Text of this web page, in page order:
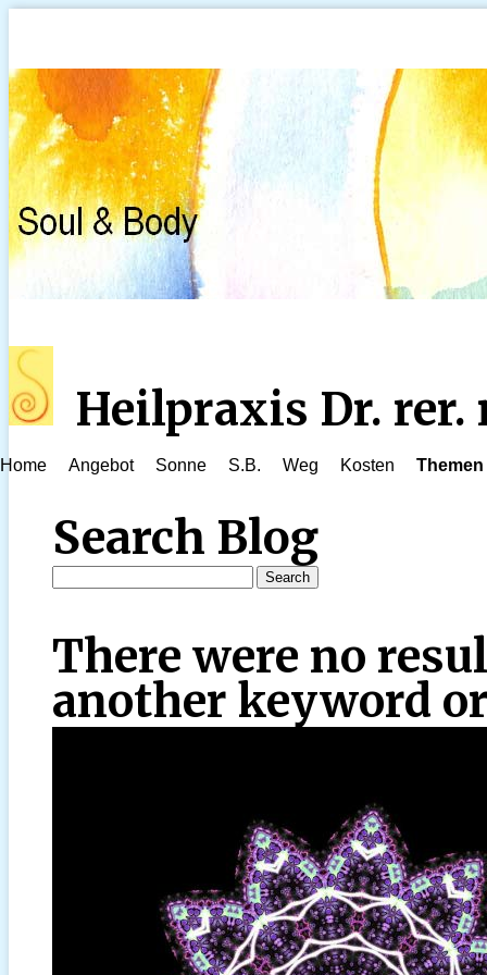
Heilpraxis Dr. rer.
Home Angebot Sonne S.B. Weg Kosten Themen
Search Blog
There were no
another keyword